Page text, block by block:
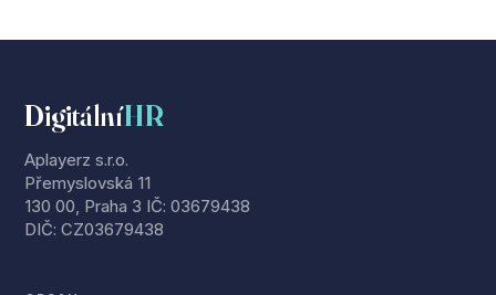
DigitálníHR
Aplayerz s.r.o.
Přemyslovská 11
130 00, Praha 3 IČ: 03679438
DIČ: CZ03679438